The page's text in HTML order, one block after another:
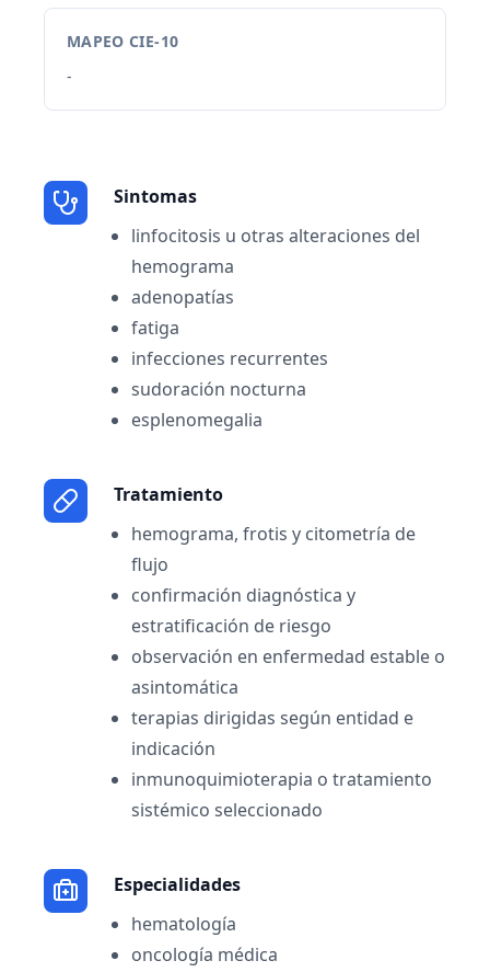
MAPEO CIE-10
-
Sintomas
linfocitosis u otras alteraciones del
hemograma
adenopatías
fatiga
infecciones recurrentes
sudoración nocturna
esplenomegalia
Tratamiento
hemograma, frotis y citometría de
flujo
confirmación diagnóstica y
estratificación de riesgo
observación en enfermedad estable o
asintomática
terapias dirigidas según entidad e
indicación
inmunoquimioterapia o tratamiento
sistémico seleccionado
Especialidades
hematología
oncología médica